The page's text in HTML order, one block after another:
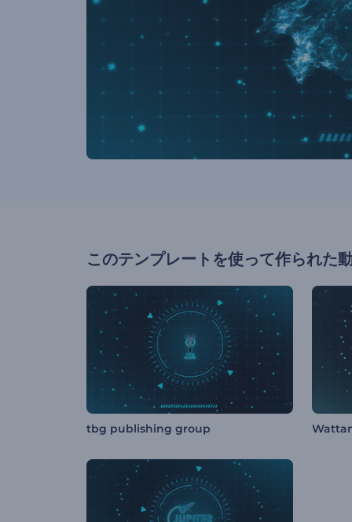
このテンプレートを使って作られた
tbg publishing group